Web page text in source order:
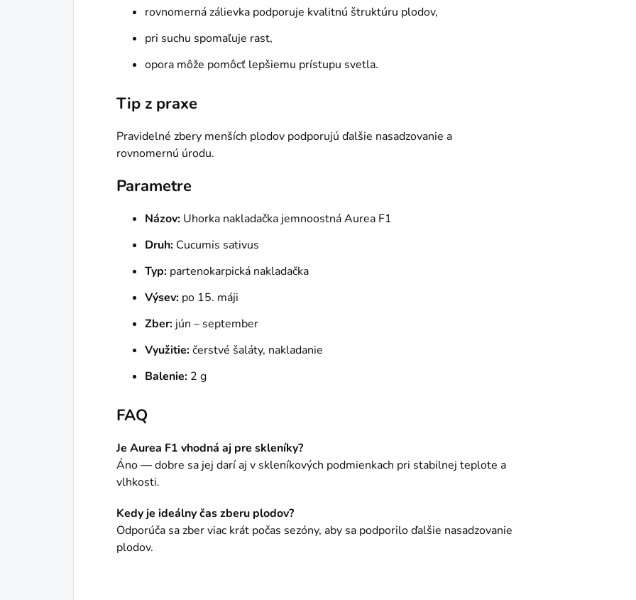
rovnomerná zálievka podporuje kvalitnú štruktúru plodov,
pri suchu spomaľuje rast,
opora môže pomôcť lepšiemu prístupu svetla.
Tip z praxe
Pravidelné zbery menších plodov podporujú ďalšie nasadzovanie a
rovnomernú úrodu.
Parametre
Názov: Uhorka nakladačka jemnoostná Aurea F1
Druh: Cucumis sativus
Typ: partenokarpická nakladačka
Výsev: po 15. máji
Zber:jún – september
Využitie:čerstvé šaláty, nakladanie
Balenie: 2 g
FAQ
Je Aurea F1 vhodná aj pre skleníky?
Áno — dobre sa jej darí aj v skleníkových podmienkach pri stabilnej teplote a
vlhkosti.
Kedy je ideálny čas zberu plodov?
Odporúča sa zber viac krát počas sezóny, aby sa podporilo ďalšie nasadzovanie
plodov.